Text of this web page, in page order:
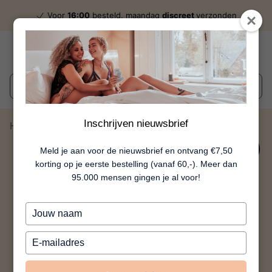
Inschrijven nieuwsbrief
Meld je aan voor de nieuwsbrief en ontvang €7,50
korting op je eerste bestelling (vanaf 60,-). Meer dan
95.000 mensen gingen je al voor!
Typ
je
naam
Typ
je
e-
Voor 16:00 besteld, maandag discreetverzonden
Wat zoek je?
Home
Femme Intime Perzik